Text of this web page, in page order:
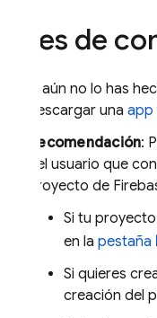
Antes de
Si aún no lo has
descargar una app
Recomendación:
del usuario que
proyecto de
Si tu
en la pestaña
Si quieres
creación del